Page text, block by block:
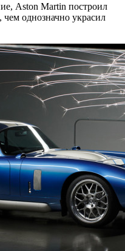
Aston Martin построил
однозначно украсил